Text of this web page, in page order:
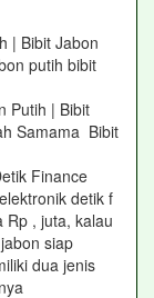
| Bibit Jabon
putih bibit
Putih | Bibit
Samama Bibit
Finance
detik f
Rp , juta, kalau
siap
dua jenis